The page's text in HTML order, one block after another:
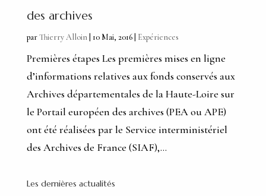
des archives
parThierry Alloin| 10 Mai, 2016| Expériences
Premières étapes Les premières mises en ligne
d’informations relatives aux fonds conservés aux
Archives départementales de la Haute-Loire sur
le Portail européen des archives (PEA ou APE)
ont été réalisées par le Service interministériel
des Archives de France (SIAF),...
Les dernières actualités